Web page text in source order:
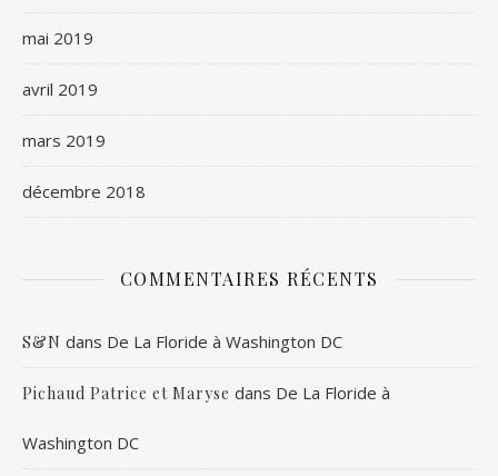
mai 2019
avril 2019
mars 2019
décembre 2018
COMMENTAIRES RÉCENTS
S&N dans De La Floride à Washington DC
Pichaud Patrice et Maryse dans De La Floride à
Washington DC